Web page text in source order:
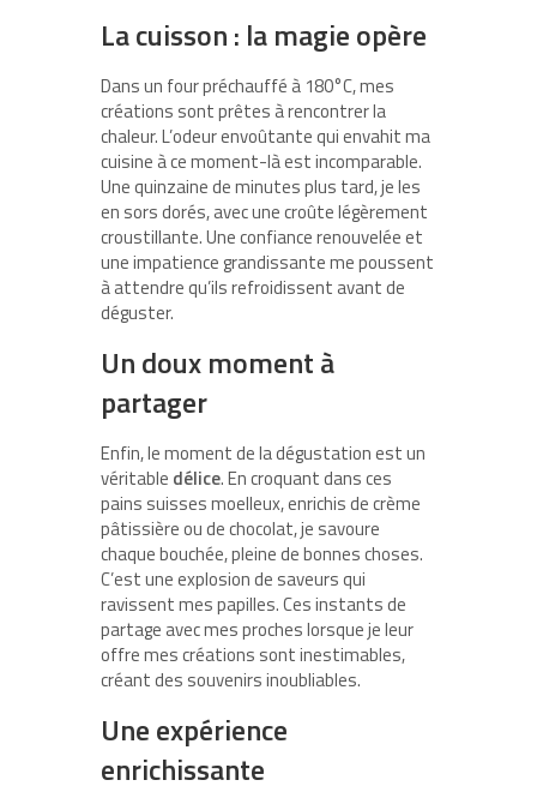
La cuisson : la magie opère
Dans un four préchauffé à 180°C, mes
créations sont prêtes à rencontrer la
chaleur. L’odeur envoûtante qui envahit ma
cuisine à ce moment-là est incomparable.
Une quinzaine de minutes plus tard, je les
en sors dorés, avec une croûte légèrement
croustillante. Une confiance renouvelée et
une impatience grandissante me poussent
à attendre qu’ils refroidissent avant de
déguster.
Un doux moment à
partager
Enfin, le moment de la dégustation est un
véritable délice. En croquant dans ces
pains suisses moelleux, enrichis de crème
pâtissière ou de chocolat, je savoure
chaque bouchée, pleine de bonnes choses.
C’est une explosion de saveurs qui
ravissent mes papilles. Ces instants de
partage avec mes proches lorsque je leur
offre mes créations sont inestimables,
créant des souvenirs inoubliables.
Une expérience
enrichissante